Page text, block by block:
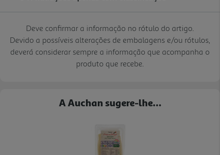
Deve confirmar a informação no rótulo do artigo.
Devido a possíveis alterações de embalagens e/ou rótulos,
deverá considerar sempre a informação que acompanha o
produto que recebe.
A Auchan sugere-lhe...